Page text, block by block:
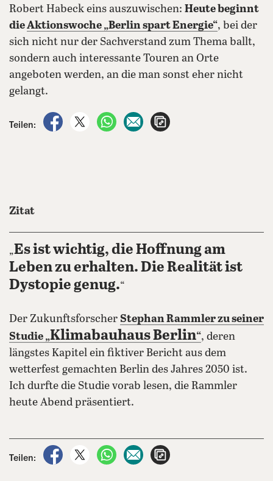
Robert Habeck eins auszuwischen: Heute beginnt
dieAktionswoche „Berlin spart Energie“, bei der
sich nicht nur der Sachverstand zum Thema ballt,
sondern auch interessante Touren an Orte
angeboten werden, an die man sonst eher nicht
gelangt.
Teilen:
auf Facebook teilen
auf X teilenper WhatsApp teilen
per E-Mail teilen
Zitat
„Es ist wichtig, die Hoffnung am
Leben zu erhalten. Die Realität ist
Dystopie genug.“
Der Zukunftsforscher Stephan Rammler zu seiner
Studie „Klimabauhaus Berlin“, deren
längstes Kapitel ein fiktiver Bericht aus dem
wetterfest gemachten Berlin des Jahres 2050 ist.
Ich durfte die Studie vorab lesen, die Rammler
heute Abend präsentiert.
Teilen:
auf Facebook teilen
auf X teilenper WhatsApp teilen
per E-Mail teilen